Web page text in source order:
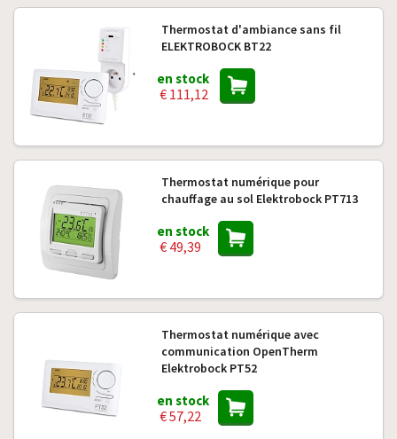
Thermostat d'ambiance sans fil
ELEKTROBOCK BT22
en stock
€ 111,12
Thermostat numérique pour
chauffage au sol Elektrobock PT713
en stock
€ 49,39
Thermostat numérique avec
communication OpenTherm
Elektrobock PT52
en stock
€ 57,22